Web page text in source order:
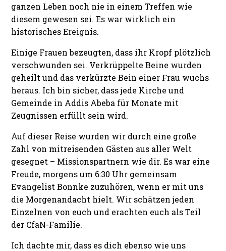
ganzen Leben noch nie in einem Treffen wie
diesem gewesen sei. Es war wirklich ein
historisches Ereignis.
Einige Frauen bezeugten, dass ihr Kropf plötzlich
verschwunden sei. Verkrüppelte Beine wurden
geheilt und das verkürzte Bein einer Frau wuchs
heraus. Ich bin sicher, dass jede Kirche und
Gemeinde in Addis Abeba für Monate mit
Zeugnissen erfüllt sein wird.
Auf dieser Reise wurden wir durch eine große
Zahl von mitreisenden Gästen aus aller Welt
gesegnet – Missionspartnern wie dir. Es war eine
Freude, morgens um 6:30 Uhr gemeinsam
Evangelist Bonnke zuzuhören, wenn er mit uns
die Morgenandacht hielt. Wir schätzen jeden
Einzelnen von euch und erachten euch als Teil
der CfaN-Familie.
Ich dachte mir, dass es dich ebenso wie uns